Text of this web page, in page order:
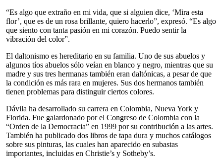
“Es algo que extraño en mi vida, que si alguien dice, ‘Mira esta
flor’, que es de un rosa brillante, quiero hacerlo”, expresó. “Es algo
que siento con tanta pasión en mi corazón. Puedo sentir la
vibración del color”.
El daltonismo es hereditario en su familia. Uno de sus abuelos y
algunos tíos abuelos sólo veían en blanco y negro, mientras que su
madre y sus tres hermanas también eran daltónicas, a pesar de que
la condición es más rara en mujeres. Sus dos hermanos también
tienen problemas para distinguir ciertos colores.
Dávila ha desarrollado su carrera en Colombia, Nueva York y
Florida. Fue galardonado por el Congreso de Colombia con la
“Orden de la Democracia” en 1999 por su contribución a las artes.
También ha publicado dos libros de tapa dura y muchos catálogos
sobre sus pinturas, las cuales han aparecido en subastas
importantes, incluidas en Christie’s y Sotheby’s.